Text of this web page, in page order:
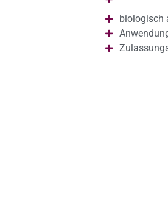
biologisch